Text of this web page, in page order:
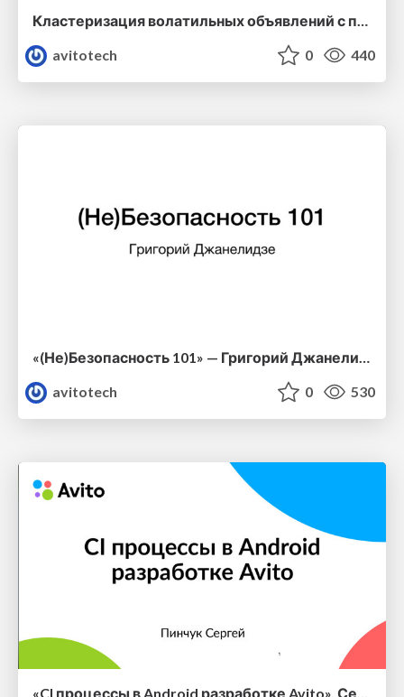
Кластеризация волатильных объявлений с помощью EM-алгоритма — Василий Лексин (Avito)
avitotech
0 440
«(Не)Безопасность 101» — Григорий Джанелидзе, Mosdroid
avitotech
0 530